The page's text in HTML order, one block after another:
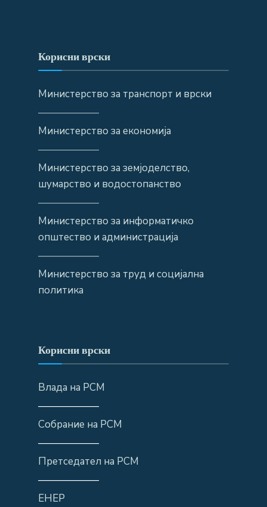
Корисни врски
Министерство за транспорт и врски
——————
Министерство за економија
——————
Министерство за земјоделство,
шумарство и водостопанство
——————
Министерство за информатичко
општество и администрација
——————
Министерство за труд и социјална
политика
Корисни врски
Влада на РСМ
——————
Собрание на РСМ
——————
Претседател на РСМ
——————
ЕНЕР